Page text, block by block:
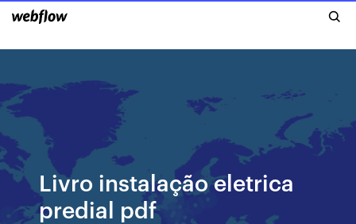
Livro instalação eletrica
predial pdf